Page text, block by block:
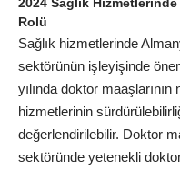
Rolü
Sağlık hizmetlerinde
sektörünün işleyişinde
yılında doktor
hizmetlerinin
değerlendirilebilir. Doktor
sektöründe yetenekli